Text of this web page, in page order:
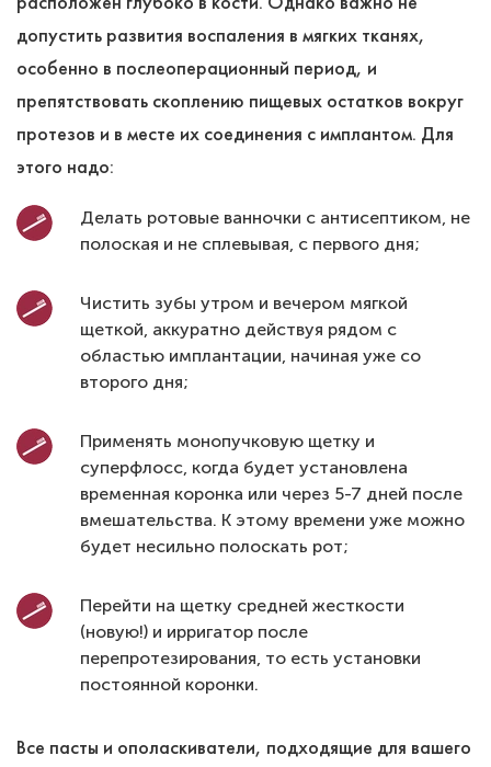
допустить развития воспаления в мягких тканях,
особенно в послеоперационный период, и
препятствовать скоплению пищевых остатков вокруг
протезов и в месте их соединения с имплантом. Для
этого надо:
Делать ротовые ванночки с антисептиком, не
полоская и не сплевывая, с первого дня;
Чистить зубы утром и вечером мягкой
щеткой, аккуратно действуя рядом с
областью имплантации, начиная уже со
второго дня;
Применять монопучковую щетку и
суперфлосс, когда будет установлена
временная коронка или через 5-7 дней после
вмешательства. К этому времени уже можно
будет несильно полоскать рот;
Перейти на щетку средней жесткости
(новую!) и ирригатор после
перепротезирования, то есть установки
постоянной коронки.
Все пасты и ополаскиватели, подходящие для вашего